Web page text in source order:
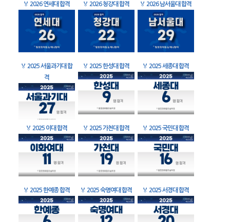
🏅 2026 연세대 합격 🏅 2026 청강대 합격 🏅 2026 남서울대 합격
🏅 2025 서울과기대 합
격
🏅 2025 한성대 합격 🏅 2025 세종대 합격
🏅 2025 이대 합격 🏅 2025 가천대 합격 🏅 2025 국민대 합격
🏅 2025 한예종 합격 🏅 2025 숙명여대 합격 🏅 2025 서경대 합격